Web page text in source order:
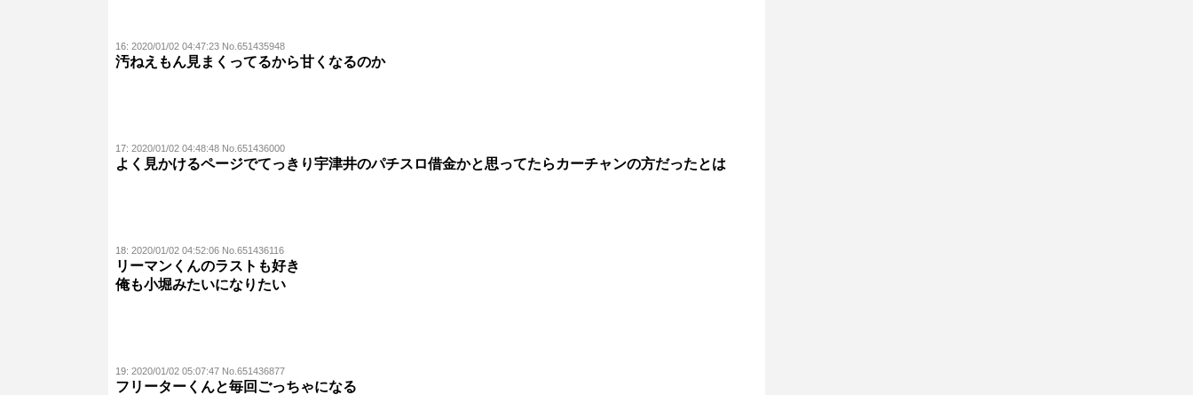
16: 2020/01/02 04:47:23 No.651435948
汚ねえもん見まくってるから甘くなるのか
17: 2020/01/02 04:48:48 No.651436000
よく見かけるページでてっきり宇津井のパチスロ借金かと思ってたらカーチャンの方だったとは
18: 2020/01/02 04:52:06 No.651436116
リーマンくんのラストも好き
俺も小堀みたいになりたい
19: 2020/01/02 05:07:47 No.651436877
フリーターくんと毎回ごっちゃになる